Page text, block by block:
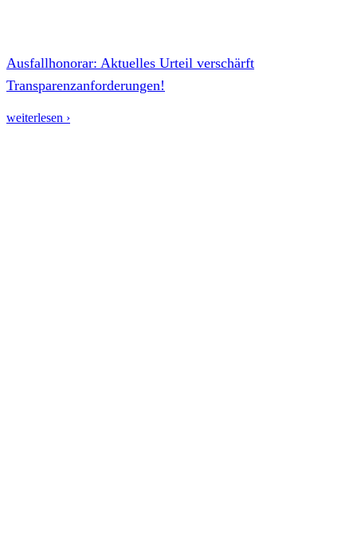
Ausfallhonorar: Aktuelles Urteil verschärft
Transparenzanforderungen!
weiterlesen ›